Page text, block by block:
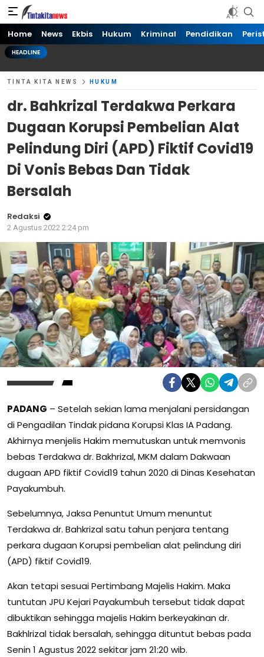
Tinta kita News
Informasi Terkini
Home News Ekbis Hukum Kriminal Pendidikan
HEADLINE
TINTA KITA NEWS HUKUM
dr. Bahkrizal Terdakwa Perkara
Dugaan Korupsi Pembelian Alat
Pelindung Diri (APD) Fiktif Covid19
Di Vonis Bebas Dan Tidak
Bersalah
Redaksi
2 Agustus 2022 2:24 pm
PADANG – Setelah sekian lama menjalani persidangan
di Pengadilan Tindak pidana Korupsi Klas IA Padang.
Akhirnya menjelis Hakim memutuskan untuk memvonis
bebas Terdakwa dr. Bakhrizal, MKM dalam Dakwaan
dugaan APD fiktif Covid19 tahun 2020 di Dinas Kesehatan
Payakumbuh.
Sebelumnya, Jaksa Penuntut Umum menuntut
Terdakwa dr. Bahkrizal satu tahun penjara tentang
perkara dugaan Korupsi pembelian alat pelindung diri
(APD) fiktif Covid19.
Akan tetapi sesuai Pertimbang Majelis Hakim. Maka
tuntutan JPU Kejari Payakumbuh tersebut tidak dapat
dibuktikan sehingga majelis Hakim berkeyakinan dr.
Bakhlrizal tidak bersalah, sehingga dituntut bebas pada
Senin 1 Agustus 2022 sekitar jam 21:20 wib.